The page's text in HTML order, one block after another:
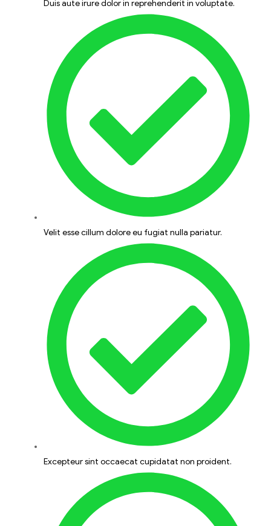
Duis aute irure dolor in reprehenderit in voluptate.
Velit esse cillum dolore eu fugiat nulla pariatur.
Excepteur sint occaecat cupidatat non proident.